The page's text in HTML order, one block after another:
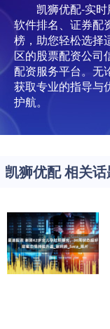
凯狮优配-实
软件排名、证券配
榜，助您轻松选择
区的股票配资公司
配资服务平台。无
获取专业的指导与
护航。
凯狮优配 相关